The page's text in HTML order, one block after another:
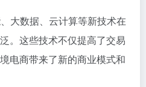
大数据、云计算等新技术在
。这些技术不仅提高了交易
电商带来了新的商业模式和